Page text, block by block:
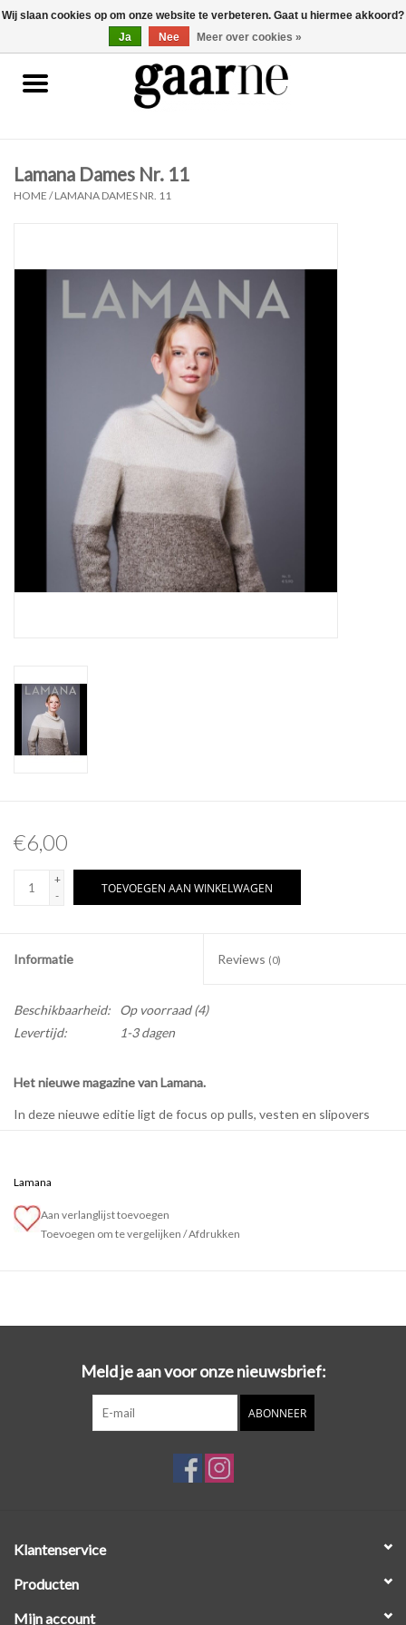
gaarne.be 0 Artikelen - €0,00
Patronen
Garen
Gaarne gemaakt
Lamana Dames Nr. 11
HOME /LAMANA DAMES NR. 11
€6,00
+
-
TOEVOEGEN AAN WINKELWAGEN
Informatie Reviews (0)
Beschikbaarheid: Op voorraad(4)
Levertijd:
1-3 dagen
Het nieuwe magazine van Lamana.
In deze nieuwe editie ligt de focus op pulls, vesten en slipovers
beschrijvingen zijn zeer duidelijk.
Lamana
Aan verlanglijst toevoegen
Toevoegen om te vergelijken /Afdrukken
Meld je aan voor onze nieuwsbrief:
ABONNEER
Klantenservice
Producten
Mijn account
Wij slaan cookies op om onze website te verbeteren. Gaat u hiermee akkoord?
Ja
Nee Meer over cookies »